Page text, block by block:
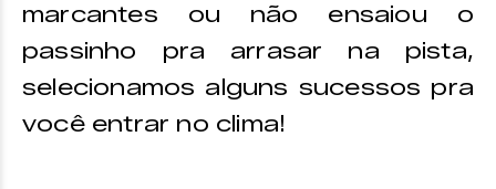
marcantes ou não ensaiou o
passinho pra arrasar na pista,
selecionamos alguns sucessos pra
você entrar no clima!